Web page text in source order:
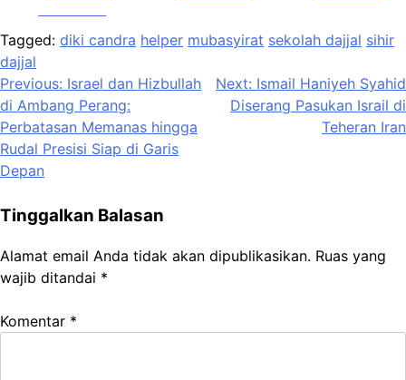
Tagged: diki candra helper mubasyirat sekolah dajjal sihir
dajjal
Navigasi
pos
Previous: Israel dan Hizbullah
di Ambang Perang:
Perbatasan Memanas hingga
Rudal Presisi Siap di Garis
Depan
Next: Ismail Haniyeh Syahid
Diserang Pasukan Israil di
Teheran Iran
Tinggalkan Balasan
Alamat email Anda tidak akan dipublikasikan. Ruas yang
wajib ditandai *
Komentar *